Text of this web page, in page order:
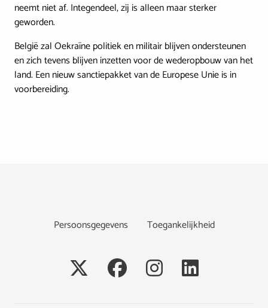
neemt niet af. Integendeel, zij is alleen maar sterker
geworden.
België zal Oekraïne politiek en militair blijven ondersteunen
en zich tevens blijven inzetten voor de wederopbouw van het
land. Een nieuw sanctiepakket van de Europese Unie is in
voorbereiding.
Persoonsgegevens Toegankelijkheid